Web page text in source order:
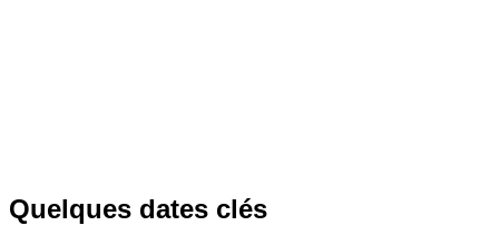
Quelques dates clés